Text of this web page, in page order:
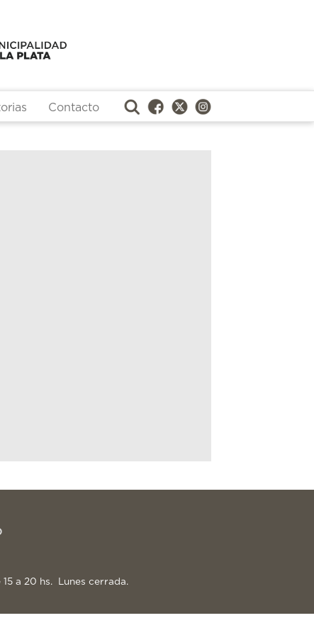
Contacto
a 20 hs. Lunes cerrada.